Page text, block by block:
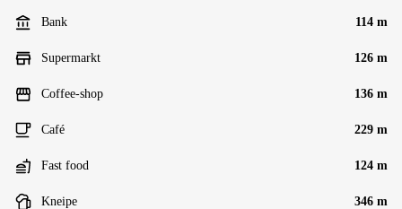
Bank 114 m
Supermarkt 126 m
Coffee-shop 136 m
Café 229 m
Fast food 124 m
Kneipe 346 m